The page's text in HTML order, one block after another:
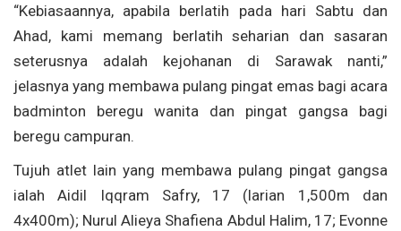
“Kebiasaannya, apabila berlatih pada hari Sabtu dan
Ahad, kami memang berlatih seharian dan sasaran
seterusnya adalah kejohanan di Sarawak nanti,”
jelasnya yang membawa pulang pingat emas bagi acara
badminton beregu wanita dan pingat gangsa bagi
beregu campuran.
Tujuh atlet lain yang membawa pulang pingat gangsa
ialah Aidil Iqqram Safry, 17 (larian 1,500m dan
4x400m); Nurul Alieya Shafiena Abdul Halim, 17; Evonne